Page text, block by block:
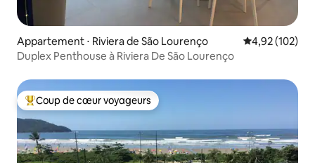
Appartement ⋅ Riviera de São Lourenço Évaluation
4,92 (102)
Duplex Penthouse à Riviera De São Lourenço
Coups de cœur voyageurs les plus appréciés
Coup de cœur voyageurs